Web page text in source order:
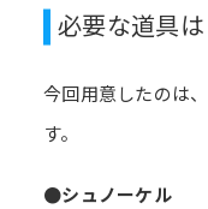
必要な道具は
今回用意したのは
す。
●シュノーケル